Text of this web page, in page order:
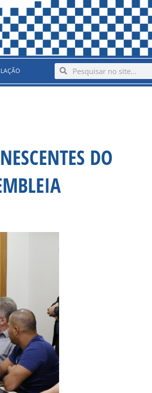
SearchSearch
DO